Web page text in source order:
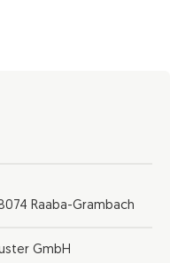
Raaba-Grambach
GmbH